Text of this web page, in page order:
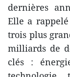
dernières
Elle a
trois plus
milliards de
clés :